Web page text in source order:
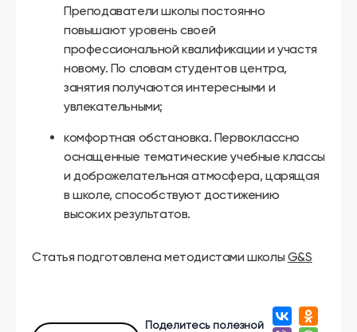
Преподаватели школы постоянно
повышают уровень своей
профессиональной квалификации и участя
новому. По словам студентов центра,
занятия получаются интересными и
увлекательными;
комфортная обстановка. Первоклассно
оснащенные тематические учебные классы
и доброжелательная атмосфера, царящая
в школе, способствуют достижению
высоких результатов.
Статья подготовлена методистами школы G&S
Поделитесь полезной